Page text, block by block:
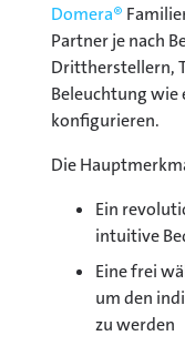
Domera®
Partner je nach
Drittherstellern,
Beleuchtung wie
konfigurieren.
Die
Ein
intuitive
Eine frei
um den
zu werden